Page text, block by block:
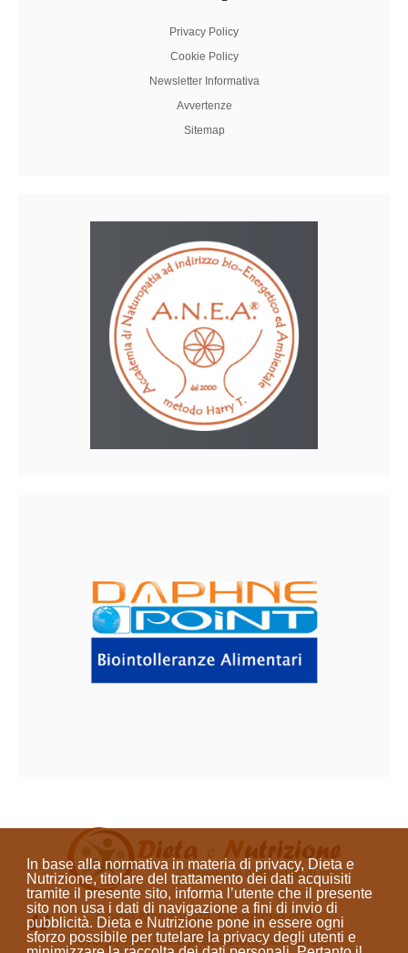
In base alla normativa in materia di privacy, Dieta e
Nutrizione, titolare del trattamento dei dati acquisiti
tramite il presente sito, informa l’utente che il presente
sito non usa i dati di navigazione a fini di invio di
pubblicità. Dieta e Nutrizione pone in essere ogni
sforzo possibile per tutelare la privacy degli utenti e
Privacy Policy
Cookie Policy
Newsletter Informativa
Avvertenze
Sitemap
Come Naturopata, le pratiche che
svolgo non sono prestazioni sanitarie e